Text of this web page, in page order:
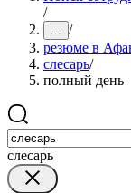
/
... /
резюме в
слесарь/
полный день
слесарь